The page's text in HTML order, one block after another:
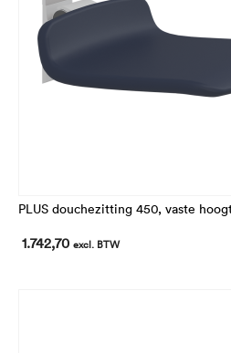
PLUS douchezitting 450, vaste
1.742,70 excl. BTW